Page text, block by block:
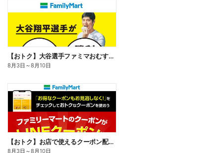
【おトク】大谷選手ファミマおむすび割
8月3日 ～8月10日
【おトク】お店で使えるクーポン配信中
8月3日 ～8月10日